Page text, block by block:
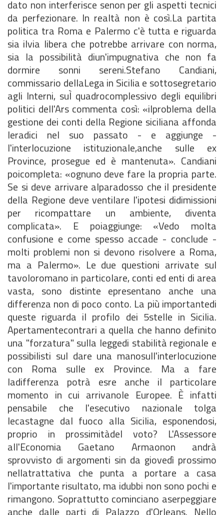
dato non interferisce senon per gli aspetti tecnici
da perfezionare. In realtà non è così.La partita
politica tra Roma e Palermo c'è tutta e riguarda
sia ilvia libera che potrebbe arrivare con norma,
sia la possibilità diun'impugnativa che non fa
dormire sonni sereni.Stefano Candiani,
commissario dellaLega in Sicilia e sottosegretario
agli Interni, suÌ quadrocomplessivo degli equilibri
politici dell'Ars commenta così: «ilproblema della
gestione dei conti della Regione siciliana affonda
leradici nel suo passato - e aggiunge -
l'interlocuzione istituzionale,anche sulle ex
Province, prosegue ed è mantenuta». Candiani
poicompleta: «ognuno deve fare la propria parte.
Se si deve arrivare alparadosso che il presidente
della Regione deve ventilare l'ipotesi didimissioni
per ricompattare un ambiente, diventa
complicata». E poiaggiunge: «Vedo molta
confusione e come spesso accade - conclude -
molti problemi non si devono risolvere a Roma,
ma a Palermo». Le due questioni arrivate sul
tavoloromano in particolare, conti ed enti di area
vasta, sono distinte epresentano anche una
differenza non di poco conto. La più importantedi
queste riguarda il profilo dei 5stelle in Sicilia.
Apertamentecontrari a quella che hanno definito
una "forzatura" sulla leggedi stabilità regionale e
possibilisti sul dare una manosull'interlocuzione
con Roma sulle ex Province. Ma a fare
ladifferenza potrà esre anche il particolare
momento in cui arrivanole Europee. È infatti
pensabile che l'esecutivo nazionale tolga
lecastagne dal fuoco alla Sicilia, esponendosi,
proprio in prossimitàdel voto? L'Assessore
all'Economia Gaetano Armaonon andrà
sprovvisto di argomenti sin da giovedì prossimo
nellatrattativa che punta a portare a casa
l'importante risultato, ma idubbi non sono pochi e
rimangono. Soprattutto cominciano aserpeggiare
anche dalle parti di Palazzo d'Orleans. Nello